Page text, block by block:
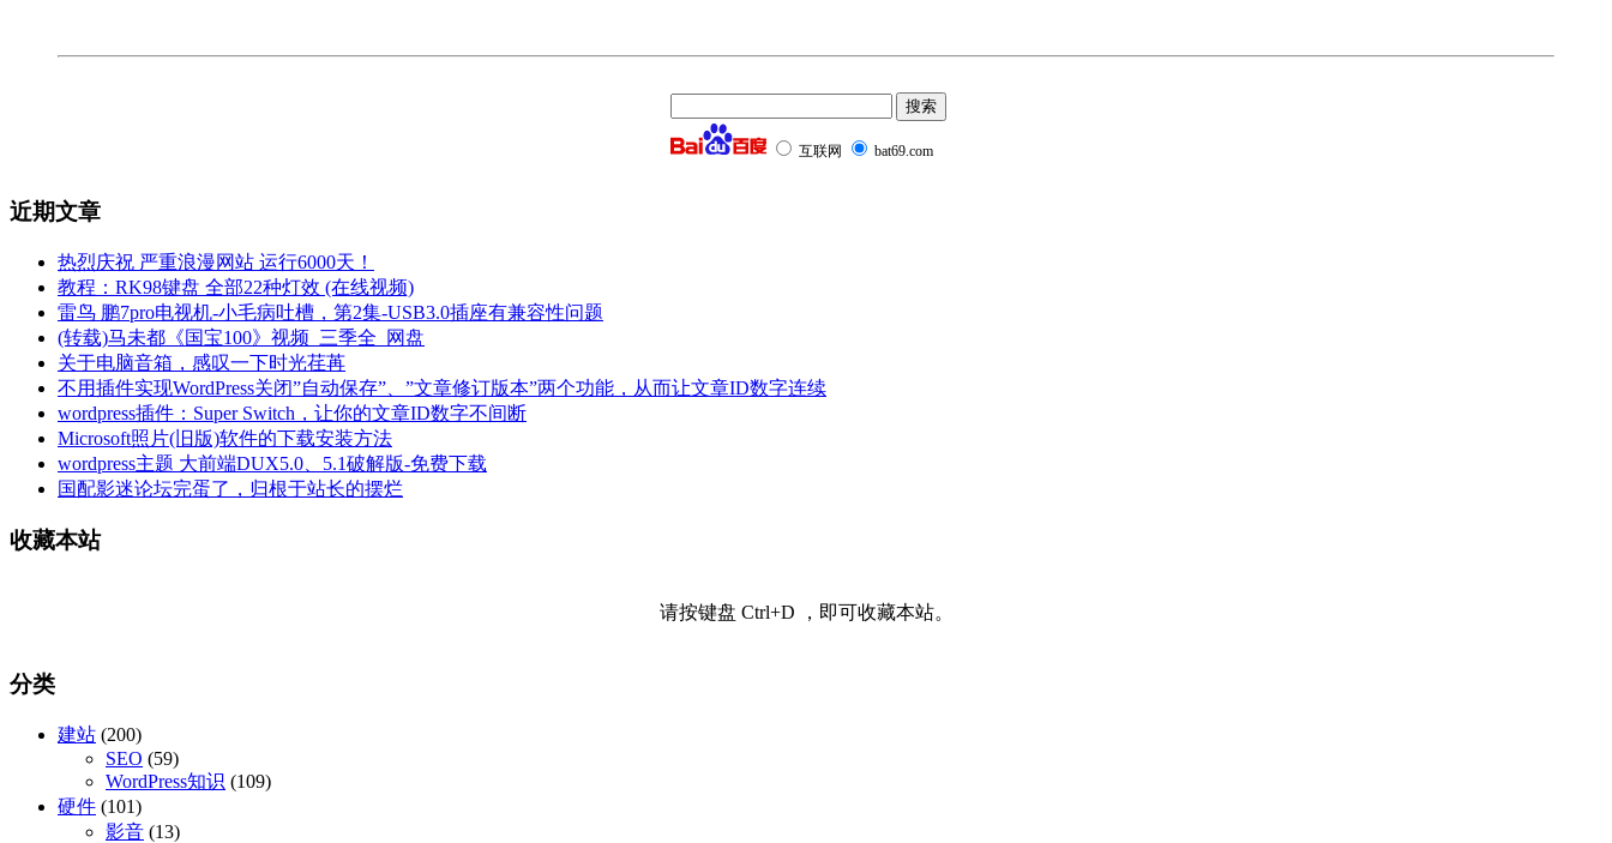
互联网 bat69.com
近期文章
热烈庆祝 严重浪漫网站 运行6000天！
教程：RK98键盘 全部22种灯效 (在线视频)
雷鸟 鹏7pro电视机-小毛病吐槽，第2集-USB3.0插座有兼容性问题
(转载)马未都《国宝100》视频_三季全_网盘
关于电脑音箱，感叹一下时光荏苒
不用插件实现WordPress关闭”自动保存”、”文章修订版本”两个功能，从而让文章ID数字连续
wordpress插件：Super Switch，让你的文章ID数字不间断
Microsoft照片(旧版)软件的下载安装方法
wordpress主题 大前端DUX5.0、5.1破解版-免费下载
国配影迷论坛完蛋了，归根于站长的摆烂
收藏本站
请按键盘 Ctrl+D ，即可收藏本站。
分类
建站 (200)
SEO (59)
WordPress知识 (109)
硬件 (101)
影音 (13)